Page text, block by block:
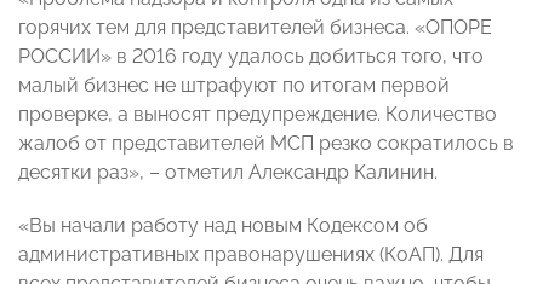
горячих тем для представителей бизнеса. «ОПОРЕ
РОССИИ» в 2016 году удалось добиться того, что
малый бизнес не штрафуют по итогам первой
проверке, а выносят предупреждение. Количество
жалоб от представителей МСП резко сократилось в
десятки раз», – отметил Александр Калинин.
«Вы начали работу над новым Кодексом об
административных правонарушениях (КоАП). Для